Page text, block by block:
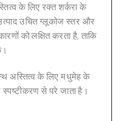
के लिए रक्त शर्करा के
उचित ग्लूकोज स्तर और
को लक्षित करता है, ताकि
अस्तित्व के लिए मधुमेह के
से परे जाता है।